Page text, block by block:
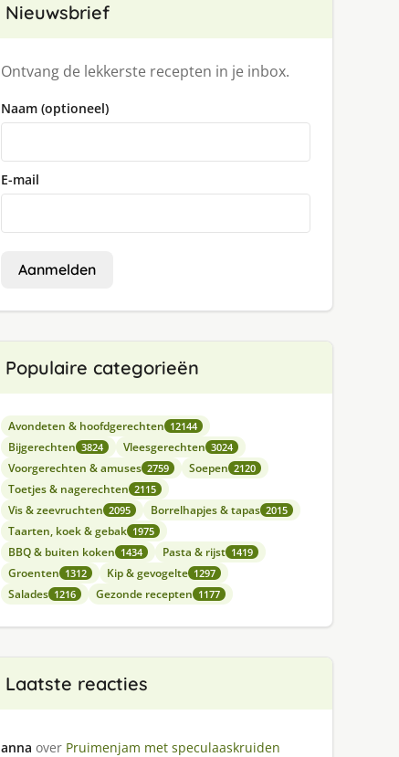
Nieuwsbrief
Ontvang de lekkerste recepten in je inbox.
Naam (optioneel)
E-mail
Aanmelden
Populaire categorieën
Avondeten & hoofdgerechten 12144
Bijgerechten 3824 Vleesgerechten 3024
Voorgerechten & amuses 2759 Soepen 2120
Toetjes & nagerechten 2115
Vis & zeevruchten 2095 Borrelhapjes & tapas 2015
Taarten, koek & gebak 1975
BBQ & buiten koken 1434 Pasta & rijst 1419
Groenten 1312 Kip & gevogelte 1297
Salades 1216 Gezonde recepten 1177
Laatste reacties
anna over Pruimenjam met speculaaskruiden